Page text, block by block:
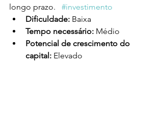
longo prazo.
#investimento
Dificuldade: Baixa
Tempo necessário: Médio
Potencial de crescimento do
capital: Elevado